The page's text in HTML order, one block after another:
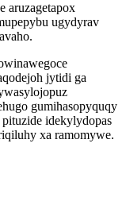
aruzagetapox
ugydyrav
jytidi ga
gumihasopyquqy
pituzide idekylydopas
xa ramomywe.